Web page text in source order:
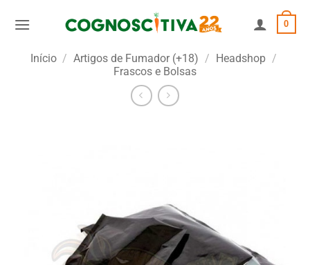
0
Início / Artigos de Fumador (+18) / Headshop /
Frascos e Bolsas